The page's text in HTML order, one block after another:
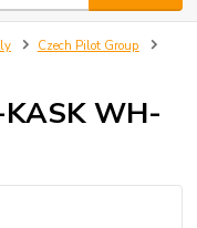
Czech Pilot Group
WH-